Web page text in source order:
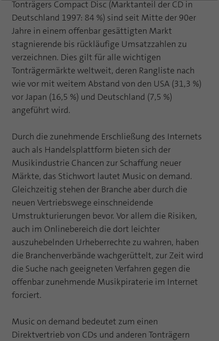
Tonträgers Compact Disc (Marktanteil der CD in
Deutschland 1997: 84 %) sind seit Mitte der 90er
Jahre in einem offenbar gesättigten Markt
stagnierende bis rückläufige Umsatzzahlen zu
verzeichnen. Dies gilt für alle wichtigen
Tonträgermärkte weltweit, deren Rangliste nach
wie vor mit weitem Abstand von den USA (31,3 %)
vor Japan (16,5 %) und Deutschland (7,5 %)
angeführt wird.
Durch die zunehmende Erschließung des Internets
auch als Handelsplattform bieten sich der
Musikindustrie Chancen zur Schaffung neuer
Märkte, das Stichwort lautet Music on demand.
Gleichzeitig stehen der Branche aber durch die
neuen Vertriebswege einschneidende
Umstrukturierungen bevor. Vor allem die Risiken,
auch im Onlinebereich die dort leichter
auszuhebelnden Urheberrechte zu wahren, haben
die Branchenverbände wachgerüttelt, zur Zeit wird
die Suche nach geeigneten Verfahren gegen die
offenbar zunehmende Musikpiraterie im Internet
forciert.
Music on demand bedeutet zum einen
Direktvertrieb von CDs und anderen Tonträgern
Name fe_typo_user
Anbieter TYPO3
Zweck
Dieses Cookie ist ein Standard-Session-
Cookie von TYPO3. Es speichert im Falle
geschützten Bereichen zu gewähren.
Anbieter php
Laufzeit Ende der Sitzung
Zweck PHPs Standard Sitzungs Identifikation
Cookie-Informationen anzeigen
Statistik und Performance mit AT INTERNET
CROSS-DEVICE ANALYTICS LÖSUNG
Name atidvisitor
Anbieter AT INTERNET
Zweck
Cookie von AT INTERNET zur Steuerung der
erweiterten Script- und Ereignisbehandlung
Name atuserid
Anbieter AT INTERNET
Laufzeit 1 Jahr
Zweck
erweiterten Script- und Ereignisbehandlung
Cookie-Informationen anzeigen